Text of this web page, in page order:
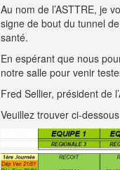
Au nom de l’ASTTRE, je
signe de bout du tunnel
santé.
En espérant que nous
notre salle pour venir
Fred Sellier, président de
Veuillez trouver ci-